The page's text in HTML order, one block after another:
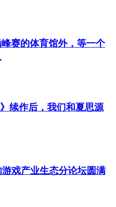
赛的体育馆外，等一个
续作后，我们和夏思源
戏产业生态分论坛圆满